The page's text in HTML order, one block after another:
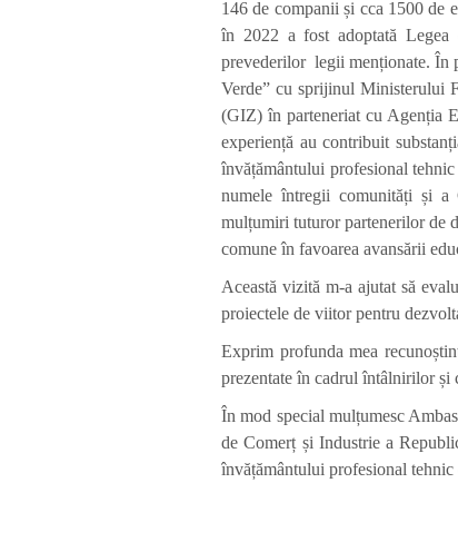
146 de companii și cca 1500 de
în 2022 a fost adoptată Legea
prevederilor legii menționate. În
Verde” cu sprijinul Ministerului
(GIZ) în parteneriat cu Agenția
experiență au contribuit
învățământului profesional
numele întregii comunități și a
mulțumiri tuturor partenerilor de
comune în favoarea avansării
Această vizită m-a ajutat să
proiectele de viitor pentru
Exprim profunda mea
prezentate în cadrul întâlnirilor și
În mod special mulțumesc
de Comerț și Industrie a
învățământului profesional